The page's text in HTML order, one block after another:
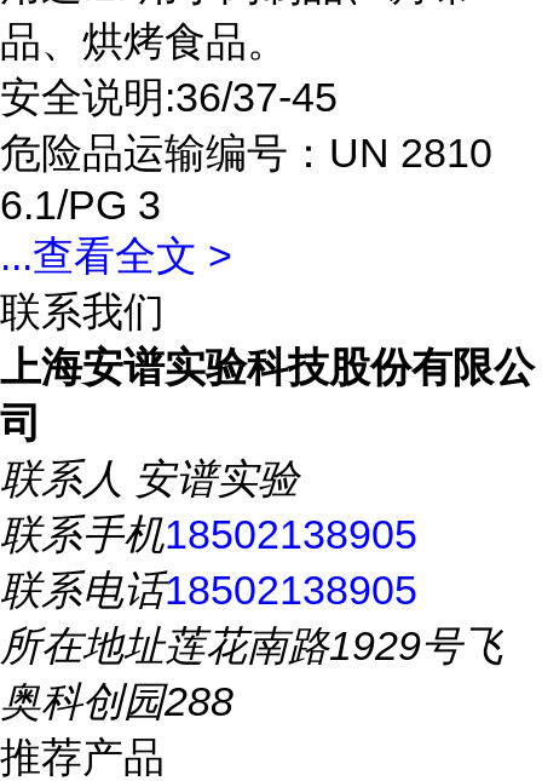
品、烘烤食品。
安全说明:36/37-45
危险品运输编号：UN 2810
6.1/PG 3
...查看全文 >
联系我们
上海安谱实验科技股份有限公
司
联系人 安谱实验
联系手机18502138905
联系电话18502138905
所在地址莲花南路1929号飞
奥科创园288
推荐产品